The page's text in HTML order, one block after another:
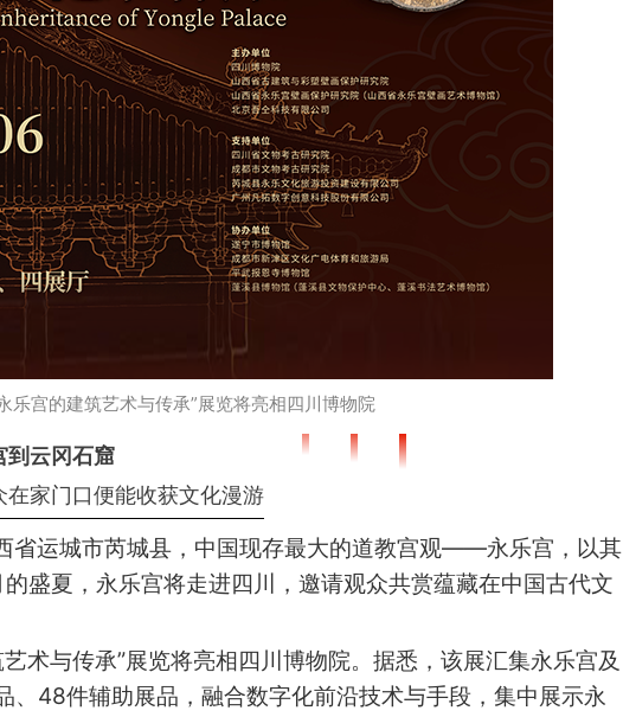
宫的建筑艺术与传承”展览将亮相四川博物院
到云冈石窟
在家门口便能收获文化漫游
省运城市芮城县，中国现存最大的道教宫观——永乐宫，以其
盛夏，永乐宫将走进四川，邀请观众共赏蕴藏在中国古代文
术与传承”展览将亮相四川博物院。据悉，该展汇集永乐宫及
、48件辅助展品，融合数字化前沿技术与手段，集中展示永